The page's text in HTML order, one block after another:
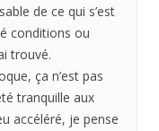
de ce qui s’est
conditions ou
trouvé.
ça n’est pas
tranquille aux
accéléré, je pense